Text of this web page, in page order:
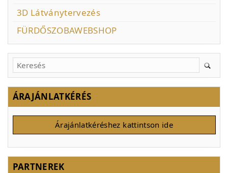
3D Látványtervezés
FÜRDŐSZOBAWEBSHOP
ÁRAJÁNLATKÉRÉS
Árajánlatkéréshez kattintson ide
PARTNEREK